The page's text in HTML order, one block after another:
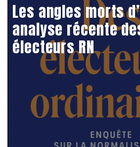
Les angles morts
analyse récente
électeurs RN